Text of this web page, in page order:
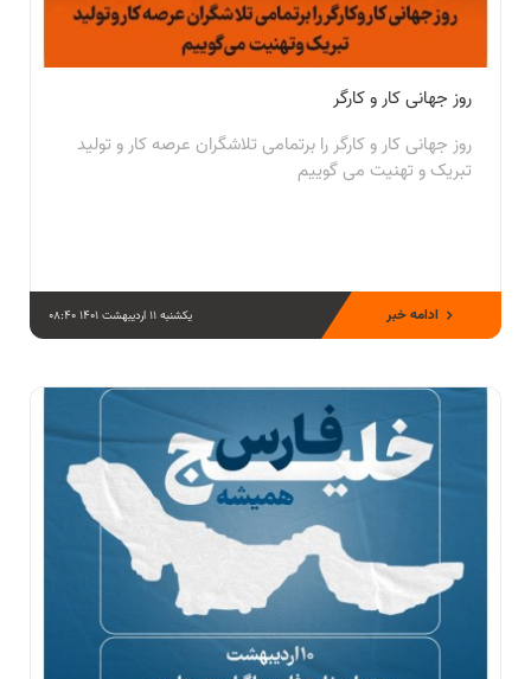
روز جهانی کار و کارگر
روز جهانی کار و کارگر را برتمامی تلاشگران عرصه کار و تولید
تبریک و تهنیت می گوییم
یکشنبه 11 اردیبهشت 1401 08:40 ادامه خبر